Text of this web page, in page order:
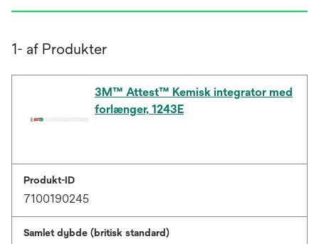
1- af Produkter
3M™ Attest™ Kemisk integrator med
forlænger, 1243E
Produkt-ID
7100190245
Samlet dybde (britisk standard)